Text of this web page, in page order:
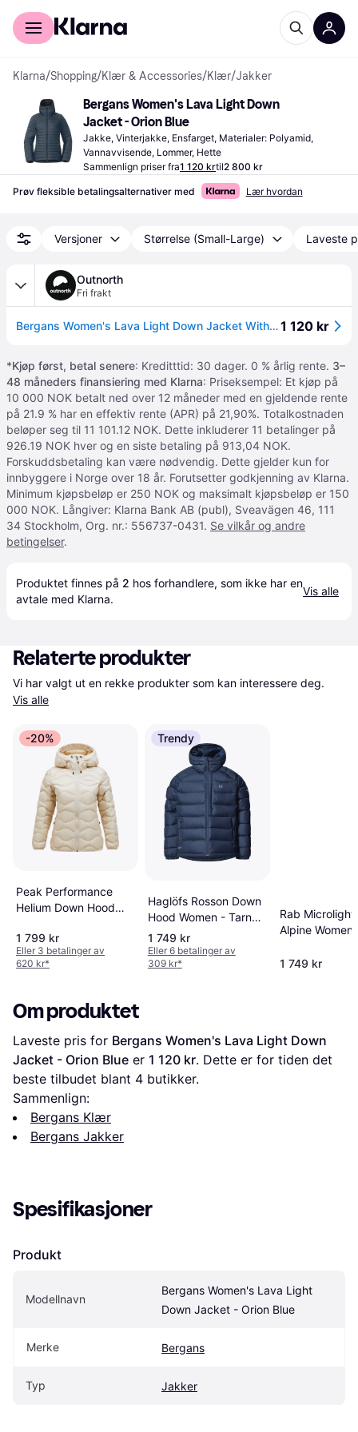
For kunder
Klarna/Shopping/Klær & Accessories/Klær/Jakker
Bergans Women's Lava Light Down
Jacket - Orion Blue
Jakke, Vinterjakke, Ensfarget, Materialer: Polyamid,
Vannavvisende, Lommer, Hette
Sammenlign priser fra1 120 krtil2 800 kr
Prøv fleksible betalingsalternativer med Lær hvordan
Versjoner Størrelse (Small-Large) Laveste
Outnorth
Fri frakt
Bergans Women's Lava Light Down Jacket With Hood Orion Blue XS1 120 kr
*Kjøp først, betal senere: Kreditttid: 30 dager. 0 % årlig rente. 3–
48 måneders finansiering med Klarna: Priseksempel: Et kjøp på
10 000 NOK betalt ned over 12 måneder med en gjeldende rente
på 21.9 % har en effektiv rente (APR) på 21,90%. Totalkostnaden
beløper seg til 11 101.12 NOK. Dette inkluderer 11 betalinger på
926.19 NOK hver og en siste betaling på 913,04 NOK.
Forskuddsbetaling kan være nødvendig. Dette gjelder kun for
innbyggere i Norge over 18 år. Forutsetter godkjenning av Klarna.
Minimum kjøpsbeløp er 250 NOK og maksimalt kjøpsbeløp er 150
000 NOK. Långiver: Klarna Bank AB (publ), Sveavägen 46, 111
34 Stockholm, Org. nr.: 556737-0431. Se vilkår og andre
betingelser.
Produktet finnes på 2 hos forhandlere, som ikke har en
avtale med Klarna.
Vis alle
Relaterte produkter
Vis alle
-20%
Peak Performance
Helium Down Hood
1 799 kr
Eller 3 betalinger av
620 kr*
Trendy
Haglöfs Rosson Down
Hood Women - Tarn
Blue
1 749 kr
Eller 6 betalinger av
309 kr*
Rab Microlight
Alpine
Blue
1 749 kr
Om produktet
Laveste pris for Bergans Women's Lava Light Down
Jacket - Orion Blue er 1 120 kr. Dette er for tiden det
beste tilbudet blant 4 butikker.
Sammenlign:
Bergans Klær
Bergans Jakker
Spesifikasjoner
Produkt
Modellnavn
Bergans Women's Lava Light
Down Jacket - Orion Blue
Merke Bergans
Typ Jakker